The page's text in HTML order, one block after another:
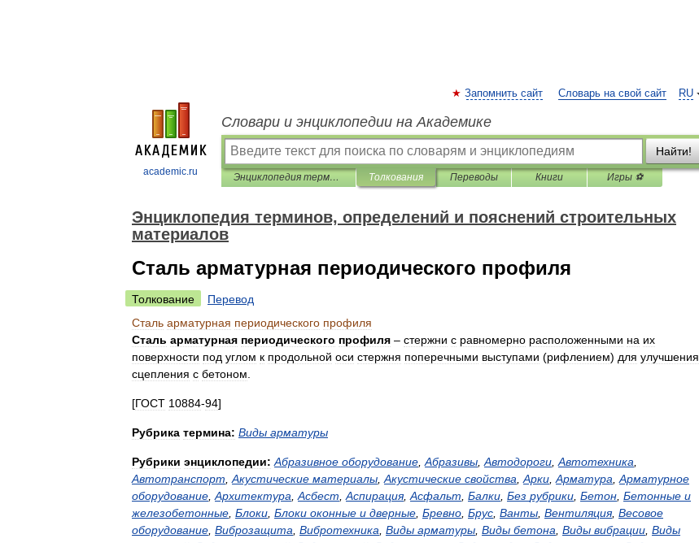
academic.ru
RU
Запомнить сайт Словарь на свой сайт
Словари и энциклопедии на Академике
Найти!
Энциклопедия терминов, определений и пояснений строительных материалов Толкования Переводы Книги Игры ⚽
Энциклопедия терминов, определений и пояснений строительных
материалов
Сталь арматурная периодического профиля
Толкование
Перевод
Сталь арматурная периодического профиля
Сталь арматурная периодического профиля – стержни с равномерно расположенными на их
поверхности под углом к продольной оси стержня поперечными выступами (рифлением) для улучшения
сцепления с бетоном
[ГОСТ 10884-94]
Рубрика термина: Виды арматуры
Рубрики энциклопедии: Абразивное оборудование Абразивы Автодороги Автотехника
Автотранспорт Акустические материалы Акустические свойства Арки Арматура Арматурное
оборудование Архитектура Асбест Аспирация, Асфальт Балки Без рубрики Бетон Бетонные и
железобетонные Блоки Блоки оконные и дверные Бревно Брус Ванты Вентиляция, Весовое
оборудование Виброзащита Вибротехника Виды арматуры Виды бетона Виды вибрации Виды